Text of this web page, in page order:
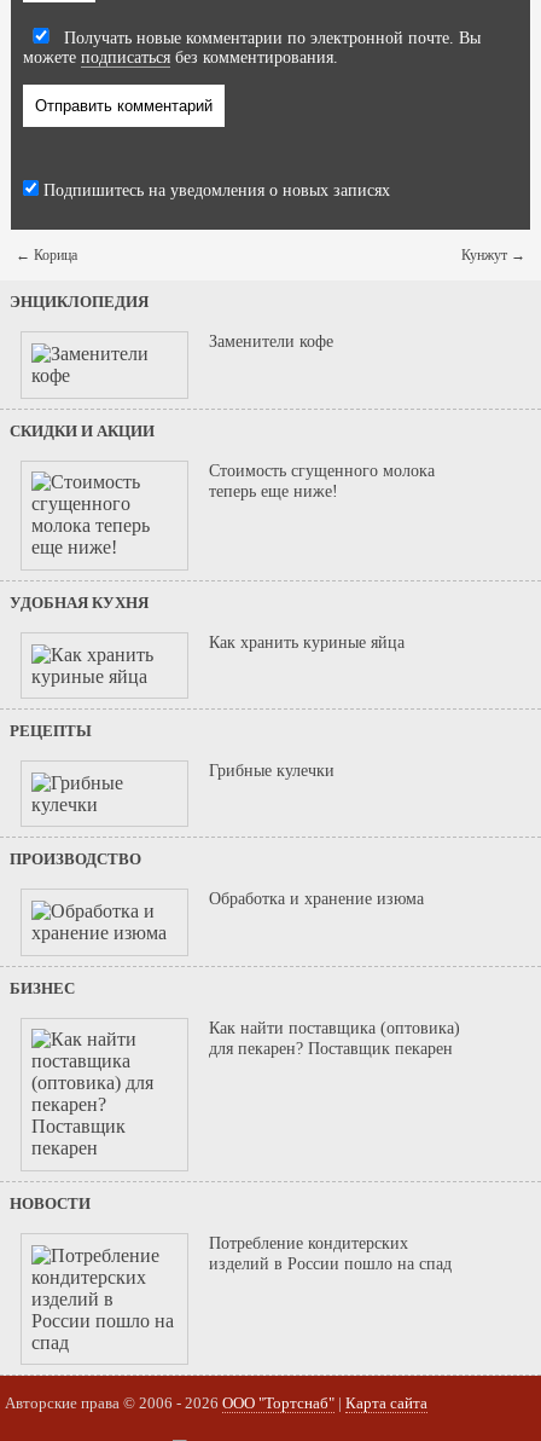
Получать новые комментарии по электронной почте. Вы
можете подписатьсябез комментирования.
Подпишитесь на уведомления о новых записях
← Корица Кунжут →
ЭНЦИКЛОПЕДИЯ
Заменители кофе
СКИДКИ И АКЦИИ
Стоимость сгущенного молока
теперь еще ниже!
УДОБНАЯ КУХНЯ
Как хранить куриные яйца
РЕЦЕПТЫ
Грибные кулечки
ПРОИЗВОДСТВО
Обработка и хранение изюма
БИЗНЕС
Как найти поставщика (оптовика)
для пекарен? Поставщик пекарен
НОВОСТИ
Потребление кондитерских
изделий в России пошло на спад
Авторские права © 2006 - 2026ООО "Тортснаб" |Карта сайта